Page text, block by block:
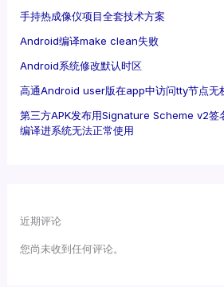
手持热成像仪项目全套技术方案
Android编译make clean失败
Android系统修改默认时区
高通Android user版在app中访问tty节点无
第三方APK发布用Signature Scheme v2
编译进系统无法正常使用
近期评论
您尚未收到任何评论。